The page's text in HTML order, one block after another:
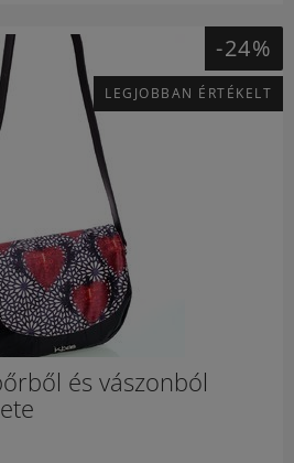
-24%
LEGJOBBAN ÉRTÉKELT
és vászonból